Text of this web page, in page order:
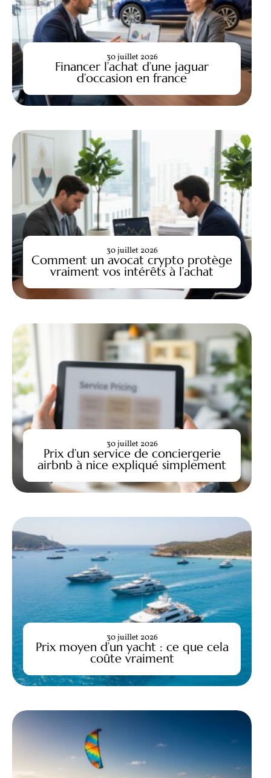
Financer l’achat d’une jaguar
d’occasion en france
30 juillet 2026
Comment un avocat crypto protège
vraiment vos intérêts à l’achat
30 juillet 2026
Prix d’un service de conciergerie
airbnb à nice expliqué simplement
30 juillet 2026
Prix moyen d’un yacht : ce que cela
coûte vraiment
30 juillet 2026